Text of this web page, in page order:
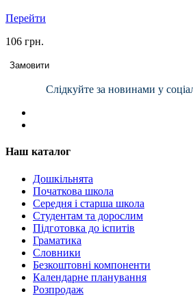
Перейти
106 грн.
Замовити
Слідкуйте за новинами у
Наш каталог
Дошкільнята
Початкова школа
Середня і старша школа
Студентам та дорослим
Підготовка до іспитів
Граматика
Словники
Безкоштовні компоненти
Календарне планування
Розпродаж